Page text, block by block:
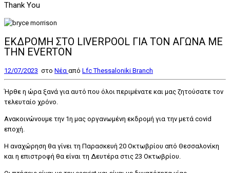
Thank You
ΕΚΔΡΟΜΗ ΣΤΟ LIVERPOOL ΓΙΑ ΤΟΝ ΑΓΩΝΑ ΜΕ
ΤΗN EVERTON
12/07/2023 στο Nέα από Lfc Thessaloniki Branch
Ήρθε η ώρα ξανά για αυτό που όλοι περιμένατε και μας ζητούσατε τον
τελευταίο χρόνο.
Ανακοινώνουμε την 1η μας οργανωμένη εκδρομή για την μετά covid
εποχή.
Η αναχώρηση θα γίνει τη Παρασκευή 20 Οκτωβρίου από Θεσσαλονίκη
και η επιστροφή θα είναι τη Δευτέρα στις 23 Οκτωβρίου.